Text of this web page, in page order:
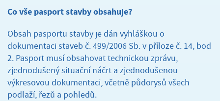
Co vše pasport stavby obsahuje?
Obsah pasportu stavby je dán vyhláškou o
dokumentaci staveb č. 499/2006 Sb. v příloze č. 14, bod
2. Pasport musí obsahovat technickou zprávu,
zjednodušený situační náčrt a zjednodušenou
výkresovou dokumentaci, včetně půdorysů všech
podlaží, řezů a pohledů.